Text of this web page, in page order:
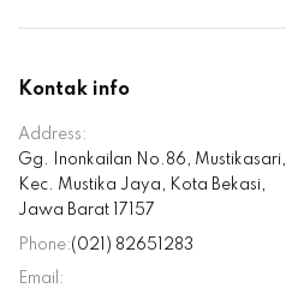
Kontak info
Address:
Gg. Inonkailan No.86, Mustikasari,
Kec. Mustika Jaya, Kota Bekasi,
Jawa Barat 17157
Phone:(021) 82651283
Email: